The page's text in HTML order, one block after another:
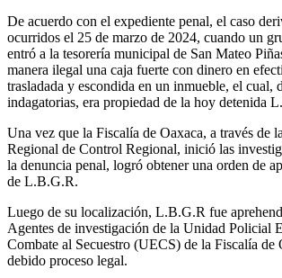
De acuerdo con el expediente penal, el caso
ocurridos el 25 de marzo de 2024, cuando un
entró a la tesorería municipal de San Mateo
manera ilegal una caja fuerte con dinero en
trasladada y escondida en un inmueble, el cual,
indagatorias, era propiedad de la hoy detenida
Una vez que la Fiscalía de Oaxaca, a través de
Regional de Control Regional, inició las
la denuncia penal, logró obtener una orden de
de L.B.G.R.
Luego de su localización, L.B.G.R fue
Agentes de investigación de la Unidad Policial
Combate al Secuestro (UECS) de la Fiscalía de
debido proceso legal.